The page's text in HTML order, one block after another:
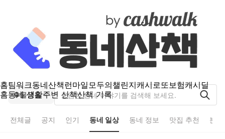
홈팀워크동네산책런마일모두의챌린지캐시로또보험캐시딜
홈동네 생활주변 산책산책 기록
물금읍
전체글 공지 인기 동네 일상 동네 정보 맛집 추천 분